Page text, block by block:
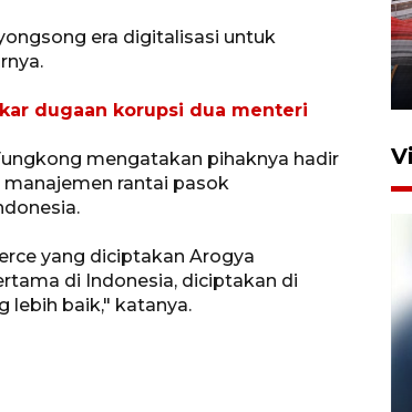
era digitalisasi untuk
dugaan korupsi dua menteri
mengatakan pihaknya hadir
rantai pasok
yang diciptakan Arogya
di Indonesia, diciptakan di
lebih baik," katanya.
perlintasan sebidang di
Stasiun Bogor